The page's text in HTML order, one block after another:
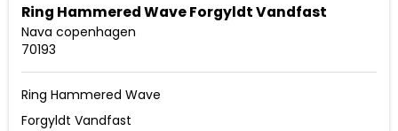
Ring Hammered Wave Forgyldt Vandfast
Nava copenhagen
70193
Ring Hammered Wave
Forgyldt Vandfast